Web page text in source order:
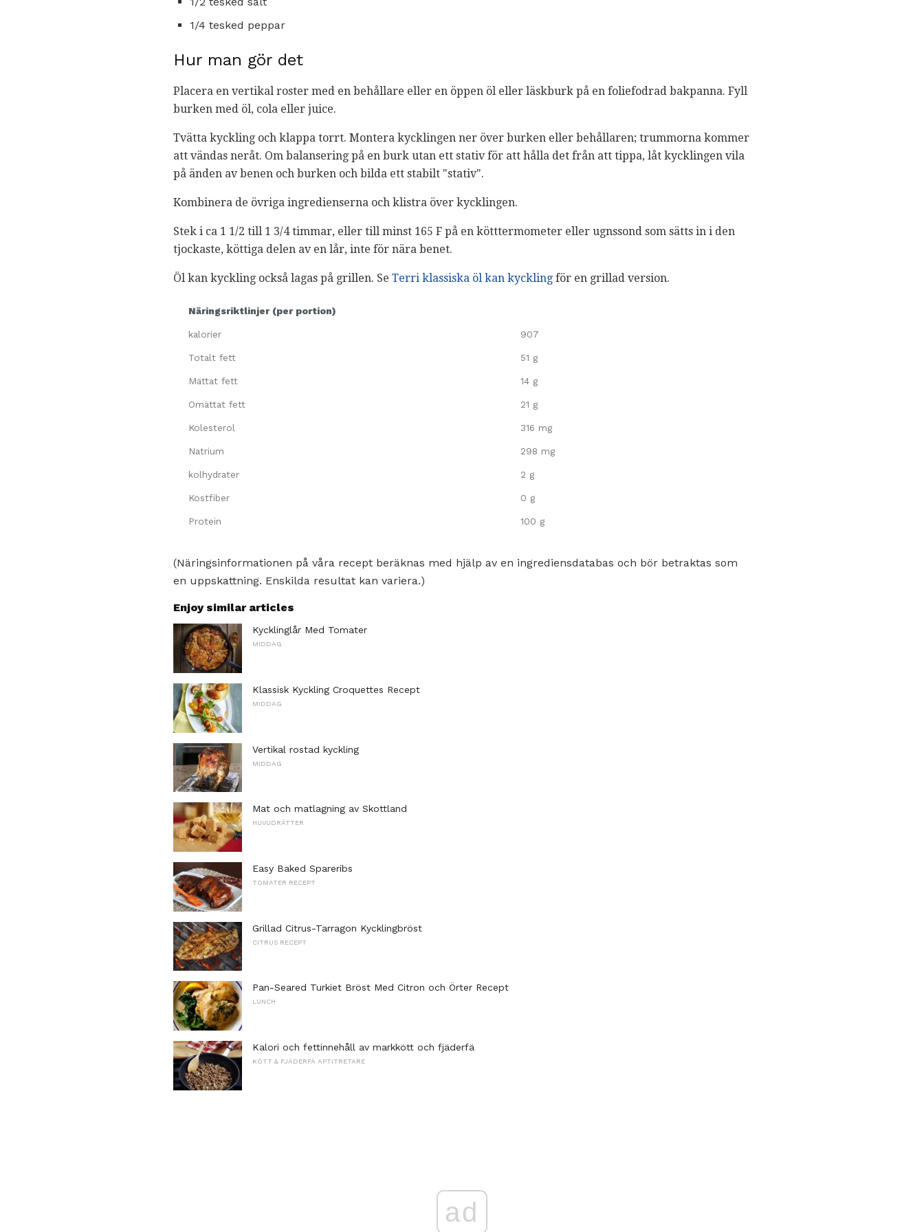
1/4 tesked peppar
Hur man gör det
Placera en vertikal roster med en behållare eller en öppen öl eller läskburk på en foliefodrad bakpanna. Fyll
burken med öl, cola eller juice.
Tvätta kyckling och klappa torrt. Montera kycklingen ner över burken eller behållaren; trummorna kommer
att vändas neråt. Om balansering på en burk utan ett stativ för att hålla det från att tippa, låt kycklingen vila
på änden av benen och burken och bilda ett stabilt "stativ".
Kombinera de övriga ingredienserna och klistra över kycklingen.
Stek i ca 1 1/2 till 1 3/4 timmar, eller till minst 165 F på en kötttermometer eller ugnssond som sätts in i den
tjockaste, köttiga delen av en lår, inte för nära benet.
Öl kan kyckling också lagas på grillen. Se Terri klassiska öl kan kyckling för en grillad version.
Näringsriktlinjer (per portion)
kalorier 907
Totalt fett 51 g
Mättat fett 14 g
Omättat fett 21 g
Kolesterol 316 mg
Natrium 298 mg
kolhydrater 2 g
Kostfiber 0 g
Protein 100 g
(Näringsinformationen på våra recept beräknas med hjälp av en ingrediensdatabas och bör betraktas som
en uppskattning. Enskilda resultat kan variera.)
Enjoy similar articles
Kycklinglår Med Tomater
MIDDAG
Klassisk Kyckling Croquettes Recept
MIDDAG
Vertikal rostad kyckling
MIDDAG
Mat och matlagning av Skottland
HUVUDRÄTTER
Easy Baked Spareribs
TOMATER RECEPT
Grillad Citrus-Tarragon Kycklingbröst
CITRUS RECEPT
Pan-Seared Turkiet Bröst Med Citron och Örter Recept
LUNCH
Kalori och fettinnehåll av markkött och fjäderfä
KÖTT & FJÄDERFÄ APTITRETARE
ad